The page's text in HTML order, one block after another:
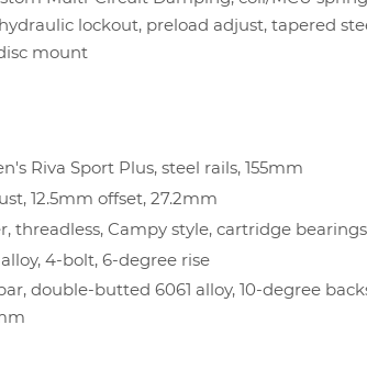
lockout, preload adjust, tapered
mount
Riva Sport Plus, steel rails, 155mm
12.5mm offset, 27.2mm
threadless, Campy style, cartridge bearings
4-bolt, 6-degree rise
double-butted 6061 alloy, 10-degree